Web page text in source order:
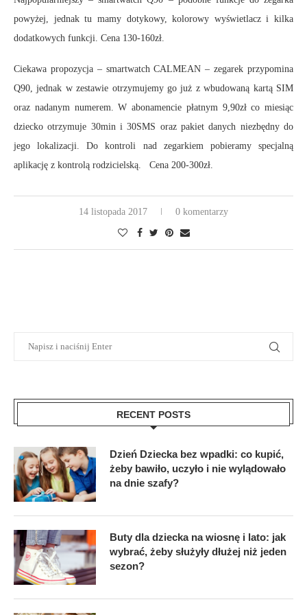
powyżej, jednak tu mamy dotykowy, kolorowy wyświetlacz i kilka
dodatkowych funkcji. Cena 130-160zł.
Ciekawa propozycja – smartwatch CALMEAN – zegarek przypomina
Q90, jednak w zestawie otrzymujemy go już z wbudowaną kartą SIM
oraz nadanym numerem. W abonamencie płatnym 9,90zł co miesiąc
dziecko otrzymuje 30min i 30SMS oraz pakiet danych niezbędny do
jego lokalizacji. Do kontroli nad zegarkiem pobieramy specjalną
aplikację z kontrolą rodzicielską. Cena 200-300zł.
14 listopada 2017 0 komentarzy
RECENT POSTS
Dzień Dziecka bez wpadki: co kupić,
żeby bawiło, uczyło i nie wylądowało
na dnie szafy?
Buty dla dziecka na wiosnę i lato: jak
wybrać, żeby służyły dłużej niż jeden
sezon?